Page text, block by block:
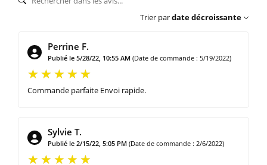
Trier pardate décroissante
Perrine F.
Publié le 5/28/22, 10:55 AM (Date de commande : 5/19/2022)
Commande parfaite Envoi rapide.
Sylvie T.
Publié le 2/15/22, 5:05 PM (Date de commande : 2/6/2022)